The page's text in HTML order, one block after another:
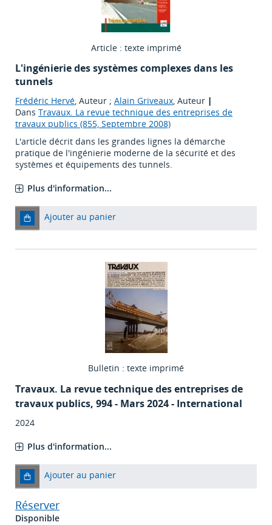
Article : texte imprimé
L'ingénierie des systèmes complexes dans les
tunnels
Frédéric Hervé, Auteur ; Alain Griveaux, Auteur |
Dans Travaux. La revue technique des entreprises de
travaux publics (855, Septembre 2008)
L'article décrit dans les grandes lignes la démarche
pratique de l'ingénierie moderne de la sécurité et des
systèmes et équipements des tunnels.
Plus d'information...
Ajouter au panier
Bulletin : texte imprimé
Travaux. La revue technique des entreprises de
travaux publics, 994 - Mars 2024 - International
2024
Plus d'information...
Ajouter au panier
Réserver
Disponible